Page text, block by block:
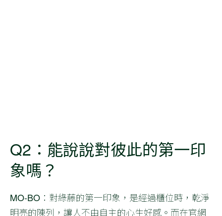
Q2：能說說對彼此的第一印
象嗎？
MO-BO ：對綠藤的第一印象，是經過櫃位時，乾淨
明亮的陳列，讓人不由自主的心生好感。而在官網